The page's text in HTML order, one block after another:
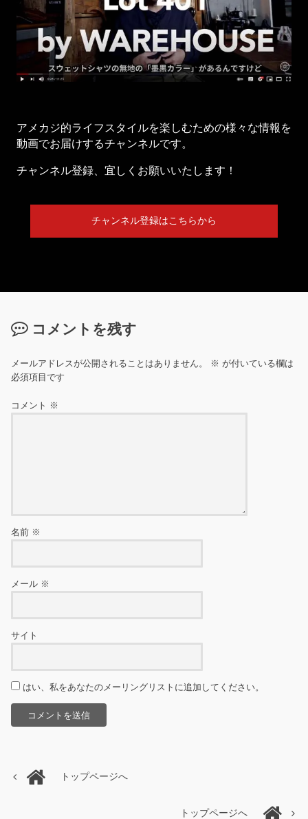
アメカジ的ライフスタイルを楽しむための様々な情報を
動画でお届けするチャンネルです。
チャンネル登録、宜しくお願いいたします！
チャンネル登録はこちらから
コメントを残す
メールアドレスが公開されることはありません。 ※ が付いている欄は
必須項目です
コメント ※
名前 ※
メール ※
サイト
はい、私をあなたのメーリングリストに追加してください。
トップページへ
トップページへ